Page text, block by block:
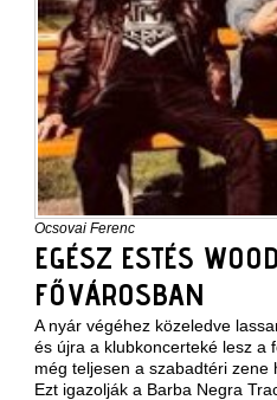
Ocsovai Ferenc
EGÉSZ ESTÉS
FŐVÁROSBAN
A nyár végéhez közeledve
és újra a klubkoncerteké lesz a
még teljesen a szabadtéri zene
Ezt igazolják a Barba Negra